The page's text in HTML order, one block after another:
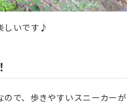
しいです♪
で、歩きやすいスニーカーが